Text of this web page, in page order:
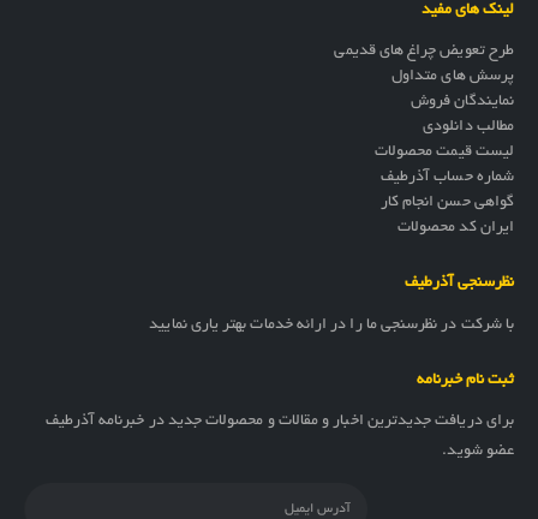
لینک های مفید
طرح تعویض چراغ های قدیمی
پرسش های متداول
نمایندگان فروش
مطالب دانلودی
لیست قیمت محصولات
شماره حساب آذرطیف
گواهی حسن انجام کار
ایران کد محصولات
نظرسنجی آذرطیف
با شرکت در نظرسنجی ما را در ارائه خدمات بهتر یاری نمایید
ثبت نام خبرنامه
برای دریافت جدیدترین اخبار و مقالات و محصولات جدید در خبرنامه آذرطیف
عضو شوید.